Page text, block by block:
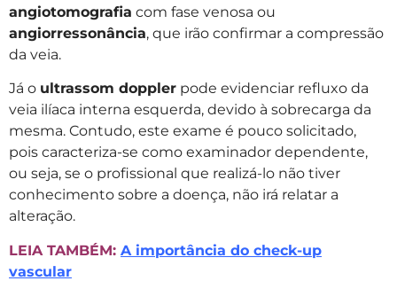
angiotomografia com fase venosa ou
angiorressonância, que irão confirmar a compressão
da veia.
Já o ultrassom doppler pode evidenciar refluxo da
veia ilíaca interna esquerda, devido à sobrecarga da
mesma. Contudo, este exame é pouco solicitado,
pois caracteriza-se como examinador dependente,
ou seja, se o profissional que realizá-lo não tiver
conhecimento sobre a doença, não irá relatar a
alteração.
LEIA TAMBÉM: A importância do check-up
vascular